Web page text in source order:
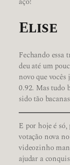
Elise
Fechando essa
deu até um
novo que vocês
0.92. Mas tudo
sido tão
E por hoje é só,
votação nova
videozinho
ajudar a